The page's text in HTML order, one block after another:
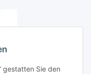
gestatten Sie den